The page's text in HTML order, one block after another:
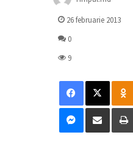
26 februarie 2013
0
9
Facebook
X
Messenger
Distribuie prin mail